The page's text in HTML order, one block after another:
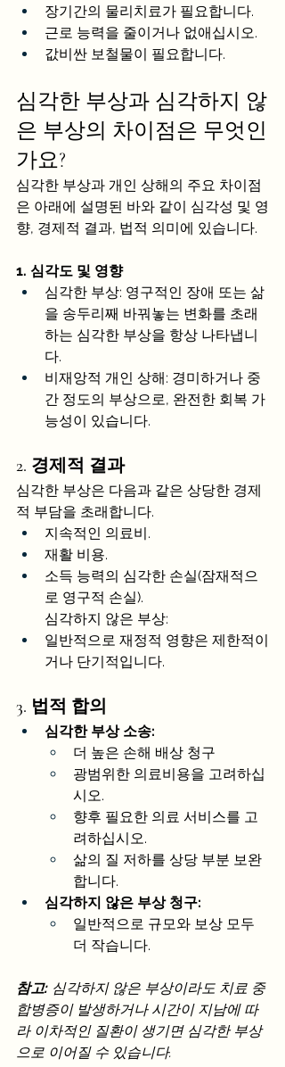
장기간의 물리치료가 필요합니다.
근로 능력을 줄이거나 없애십시오.
값비싼 보철물이 필요합니다.
심각한 부상과 심각하지 않
은 부상의 차이점은 무엇인
가요?
심각한 부상과 개인 상해의 주요 차이점
은 아래에 설명된 바와 같이 심각성 및 영
향, 경제적 결과, 법적 의미에 있습니다.
1. 심각도 및 영향
심각한 부상: 영구적인 장애 또는 삶
을 송두리째 바꿔놓는 변화를 초래
하는 심각한 부상을 항상 나타냅니
다.
비재앙적 개인 상해: 경미하거나 중
간 정도의 부상으로, 완전한 회복 가
능성이 있습니다.
2. 경제적 결과
심각한 부상은 다음과 같은 상당한 경제
적 부담을 초래합니다.
지속적인 의료비.
재활 비용.
소득 능력의 심각한 손실(잠재적으
로 영구적 손실).
        심각하지 않은 부상:
일반적으로 재정적 영향은 제한적이
거나 단기적입니다.
3. 법적 합의
심각한 부상 소송:
더 높은 손해 배상 청구
광범위한 의료비용을 고려하십
시오.
향후 필요한 의료 서비스를 고
려하십시오.
삶의 질 저하를 상당 부분 보완
합니다.
심각하지 않은 부상 청구:
일반적으로 규모와 보상 모두
더 작습니다.
참고: 심각하지 않은 부상이라도 치료 중
합병증이 발생하거나 시간이 지남에 따
라 이차적인 질환이 생기면 심각한 부상
으로 이어질 수 있습니다.